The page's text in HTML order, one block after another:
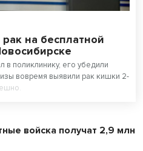
на бесплатной
в поликлинику, его убедили
вовремя выявили рак кишки 2-
войска получат 2,9 млн